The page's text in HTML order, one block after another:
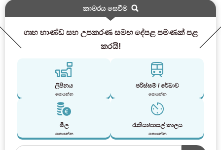
කාමරය සෙවීම
ගෘහ භාණ්ඩ සහ උපකරණ සමඟ දේපළ පමණක් පළ
කරයි!
ලිපිනය
සොයන්න
පරිස්සම් / රේඛාව
සොයන්න
මිල
සොයන්න
රැකියා/පාසල් කාලය
සොයන්න